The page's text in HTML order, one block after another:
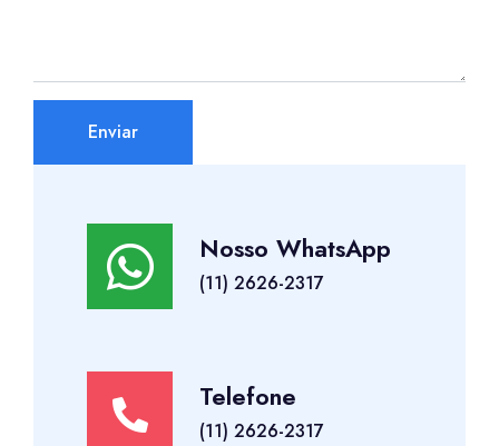
Enviar
Nosso WhatsApp
(11) 2626-2317
Telefone
(11) 2626-2317